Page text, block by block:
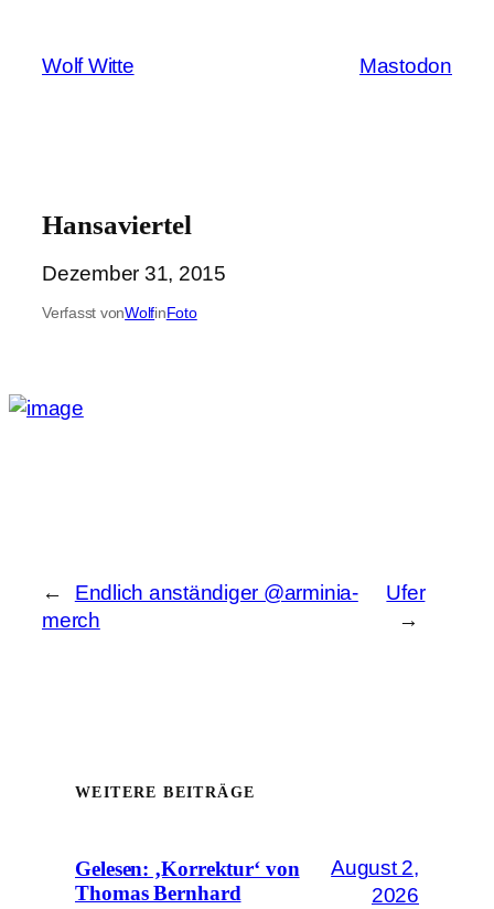
springen
Wolf Witte Mastodon
Hansaviertel
Dezember 31, 2015
Verfasst vonWolfinFoto
←
Endlich anständiger @arminia-
merch
Ufer
→
WEITERE BEITRÄGE
Gelesen: ‚Korrektur‘ von
Thomas Bernhard
August 2,
2026